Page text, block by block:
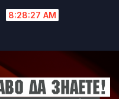
8:28:30 AM